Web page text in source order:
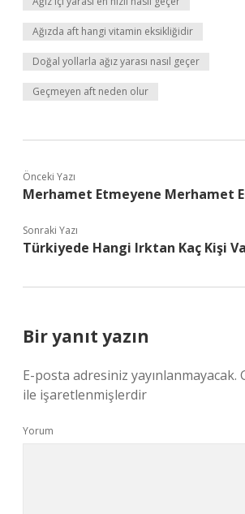
Ağızda aft hangi vitamin eksikliğidir
Doğal yollarla ağız yarası nasıl geçer
Geçmeyen aft neden olur
Önceki Yazı
Merhamet Etmeyene Merhamet
Sonraki Yazı
Türkiyede Hangi Irktan Kaç Kişi
Bir yanıt yazın
E-posta adresiniz yayınlanmayacak.
ile işaretlenmişlerdir
Yorum